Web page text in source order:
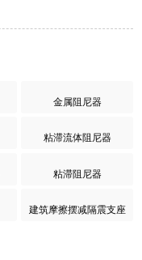
金属阻尼器
粘滞流体阻尼器
粘滞阻尼器
建筑摩擦摆减隔震支座